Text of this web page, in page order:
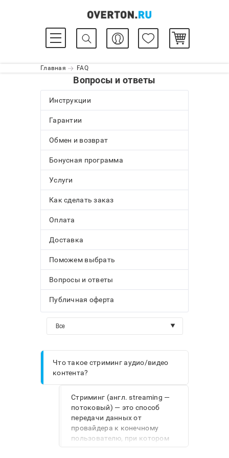
Главная FAQ
Вопросы и ответы
Инструкции
Гарантии
Обмен и возврат
Бонусная программа
Услуги
Как сделать заказ
Оплата
Доставка
Поможем выбрать
Вопросы и ответы
Публичная оферта
Все
Что такое стриминг аудио/видео
контента?
Стриминг (англ. streaming —
потоковый) — это способ
передачи данных от
провайдера к конечному
пользователю, при котором
контент находится на